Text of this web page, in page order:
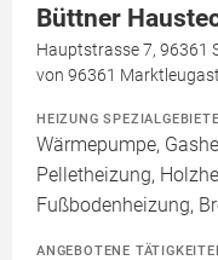
Büttner
Hauptstrasse 7, 96361
von 96361
HEIZUNG SPEZIALGEBIETE
Wärmepumpe,
Pelletheizung,
Fußbodenheizung,
ANGEBOTENE